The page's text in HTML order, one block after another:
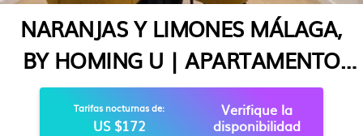
NARANJAS Y LIMONES MÁLAGA,
BY HOMING U | APARTAMENTO
EN MÁLAGA
Tarifas nocturnas de:
US $172
Verifique la
disponibilidad